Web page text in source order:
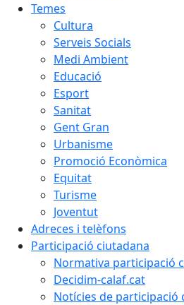
Temes
Cultura
Serveis Socials
Medi Ambient
Educació
Esport
Sanitat
Gent Gran
Urbanisme
Promoció Econòmica
Equitat
Turisme
Joventut
Adreces i telèfons
Participació ciutadana
Normativa participació
Decidim-calaf.cat
Notícies de participació